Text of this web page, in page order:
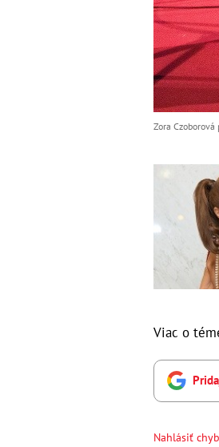
Zora
Viac o
Nahlásiť